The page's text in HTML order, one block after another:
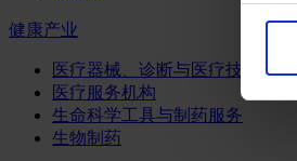
健康产业
医疗器械、诊断与医疗技术
医疗服务机构
生命科学工具与制药服务
生物制药